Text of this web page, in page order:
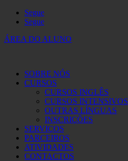
Segue
Segue
ÁREA DO ALUNO
SOBRE NÓS
CURSOS
CURSOS INGLÊS
CURSOS INTENSIVOS
OUTRAS LÍNGUAS
INSCRIÇÕES
SERVIÇOS
PARCEIROS
ATIVIDADES
CONTACTOS